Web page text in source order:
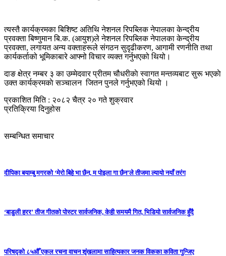
त्यस्तै कार्यक्रमका बिशिष्ट अतिथि नेशनल रिपब्लिक नेपालका केन्द्रीय
प्रवक्ता बिष्णुमान बि.क. (आयुश)ले नेशनल रिपब्लिक नेपालका केन्द्रीय
प्रवक्ता, लगायत अन्य वक्ताहरूले संगठन सुदृढीकरण, आगामी रणनीति तथा
कार्यकर्ताको भूमिकाबारे आफ्नो विचार व्यक्त गर्नुभएको थियो।
दाङ क्षेत्र नम्बर ३ का उम्मेदवार प्रीतम चौधरीकाे स्वागत मन्तव्यबाट सुरू भएकाे
उक्त कार्यक्रमकाे सञ्चालन जितन पुनले गर्नुभएको थियो ।
प्रकाशित मिति : २०८२ चैत्र २० गते शुक्रवार
प्रतिक्रिया दिनुहोस
सम्बन्धित समाचार
दीपिका बयाम्बु मगरको ‘मेरो बिहे भा छैन, म पोइला गा छैन’ले तीजमा ल्यायो नयाँ तरंग
‘बाडुली हरर’ तीज गीतको पोस्टर सार्वजनिक, केही समयमै गित, भिडियो सार्वजनिक हुँदै
परिषद्को ८५औँ एकल रचना वाचन शृंखलामा साहित्यकार जनक विकका कविता गुन्जिए